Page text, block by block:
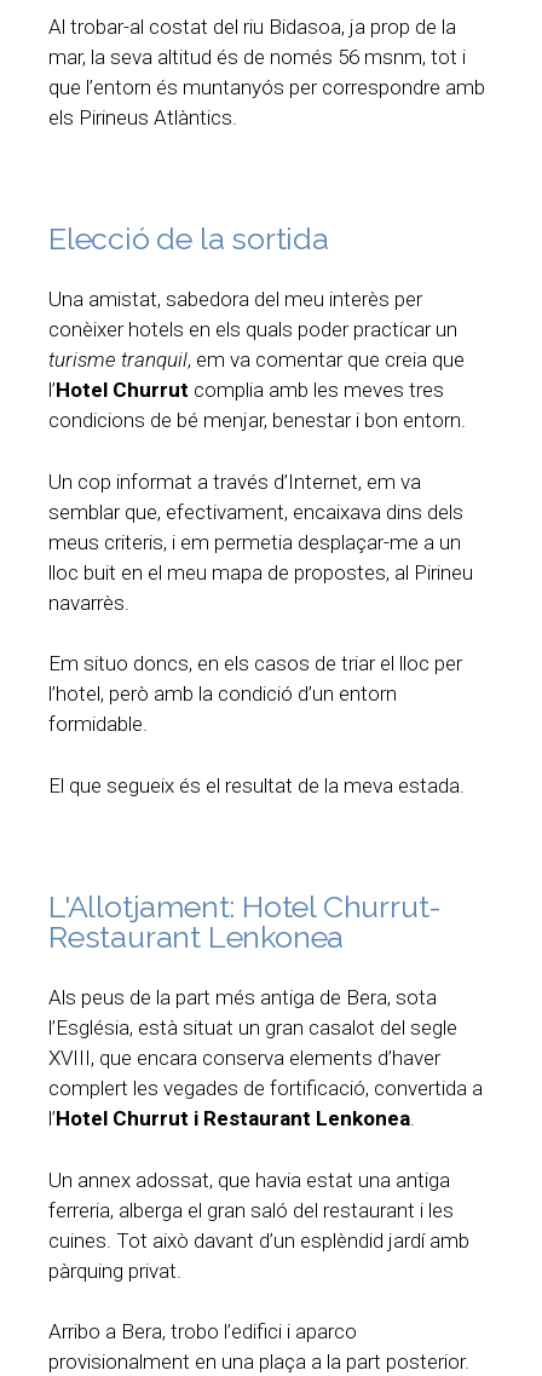
Al trobar-al costat del riu Bidasoa, ja prop de la
mar, la seva altitud és de només 56 msnm, tot i
que l’entorn és muntanyós per correspondre amb
els Pirineus Atlàntics.
Elecció de la sortida
Una amistat, sabedora del meu interès per
conèixer hotels en els quals poder practicar un
turisme tranquil, em va comentar que creia que
l’Hotel Churrut complia amb les meves tres
condicions de bé menjar, benestar i bon entorn.
Un cop informat a través d’Internet, em va
semblar que, efectivament, encaixava dins dels
meus criteris, i em permetia desplaçar-me a un
lloc buit en el meu mapa de propostes, al Pirineu
navarrès.
Em situo doncs, en els casos de triar el lloc per
l’hotel, però amb la condició d’un entorn
formidable.
El que segueix és el resultat de la meva estada.
L'Allotjament: Hotel Churrut-
Restaurant Lenkonea
Als peus de la part més antiga de Bera, sota
l’Església, està situat un gran casalot del segle
XVIII, que encara conserva elements d’haver
complert les vegades de fortificació, convertida a
l’Hotel Churrut i Restaurant Lenkonea.
Un annex adossat, que havia estat una antiga
ferreria, alberga el gran saló del restaurant i les
cuines. Tot això davant d’un esplèndid jardí amb
pàrquing privat.
Arribo a Bera, trobo l’edifici i aparco
provisionalment en una plaça a la part posterior.